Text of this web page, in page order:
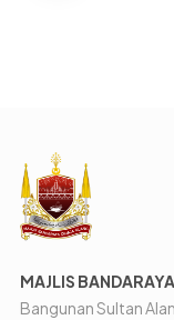
MAJLIS
Bangunan Sultan